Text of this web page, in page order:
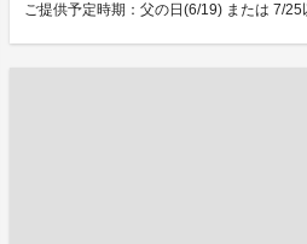
ご提供予定時期：父の日(6/19) または 7/25